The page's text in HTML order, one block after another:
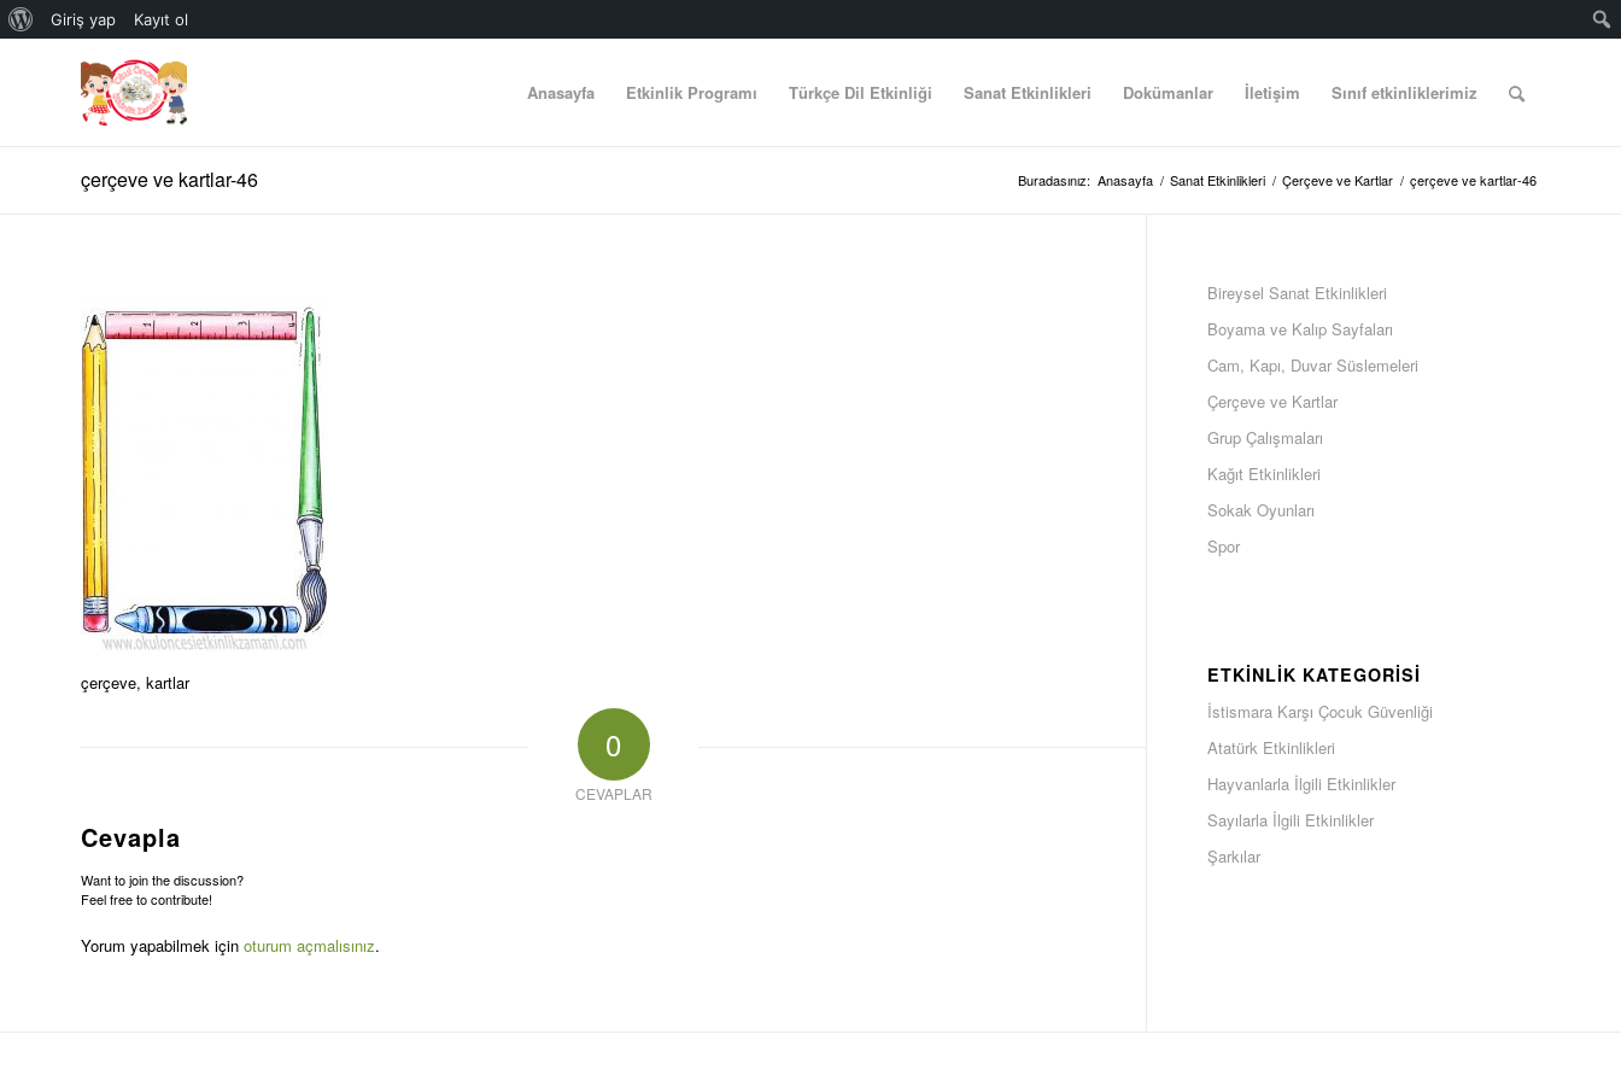
WordPress
Giriş yap Kayıt ol
Anasayfa Etkinlik Programı Türkçe Dil Etkinliği Sanat Etkinlikleri Dokümanlar İletişim Sınıf etkinliklerimiz
çerçeve ve kartlar-46 Buradasınız: Anasayfa / Sanat Etkinlikleri / Çerçeve ve Kartlar / çerçeve ve kartlar-46
çerçeve, kartlar
0
CEVAPLAR
Cevapla
Want to join the discussion?
Feel free to contribute!
Yorum yapabilmek için oturum açmalısınız.
Bireysel Sanat Etkinlikleri
Boyama ve Kalıp Sayfaları
Cam, Kapı, Duvar Süslemeleri
Çerçeve ve Kartlar
Grup Çalışmaları
Kağıt Etkinlikleri
Sokak Oyunları
Spor
ETKINLIK KATEGORISI
İstismara Karşı Çocuk Güvenliği
Atatürk Etkinlikleri
Hayvanlarla İlgili Etkinlikler
Sayılarla İlgili Etkinlikler
Şarkılar